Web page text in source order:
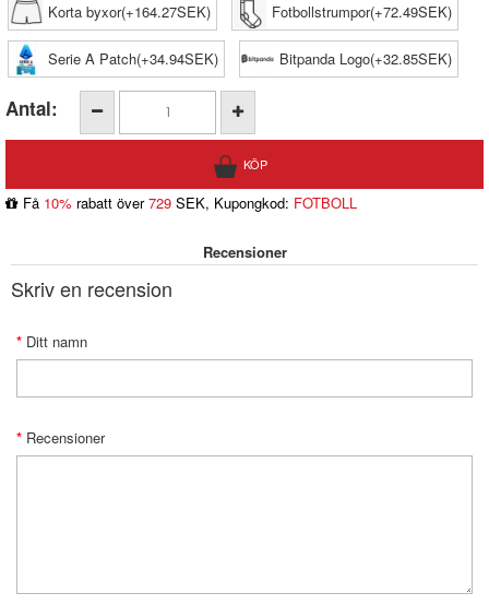
Korta byxor(+164.27SEK) Fotbollstrumpor(+72.49SEK)
Serie A Patch(+34.94SEK) Bitpanda Logo(+32.85SEK)
Antal:
Få 10% rabatt över729 SEK, Kupongkod: FOTBOLL
Recensioner
Skriv en recension
Ditt namn
Recensioner